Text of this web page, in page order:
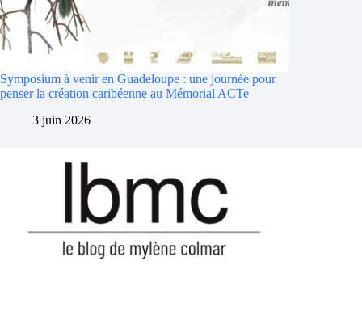
Symposium à venir en Guadeloupe : une journée pour
penser la création caribéenne au Mémorial ACTe
3 juin 2026